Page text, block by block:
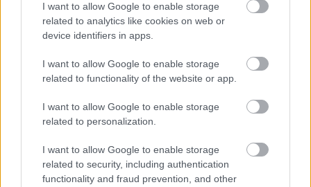
I want to allow Google to enable storage
related to analytics like cookies on web or
device identifiers in apps.
I want to allow Google to enable storage
related to functionality of the website or app.
I want to allow Google to enable storage
related to personalization.
I want to allow Google to enable storage
related to security, including authentication
functionality and fraud prevention, and other
2011-ben a tokiói tornász VB-n